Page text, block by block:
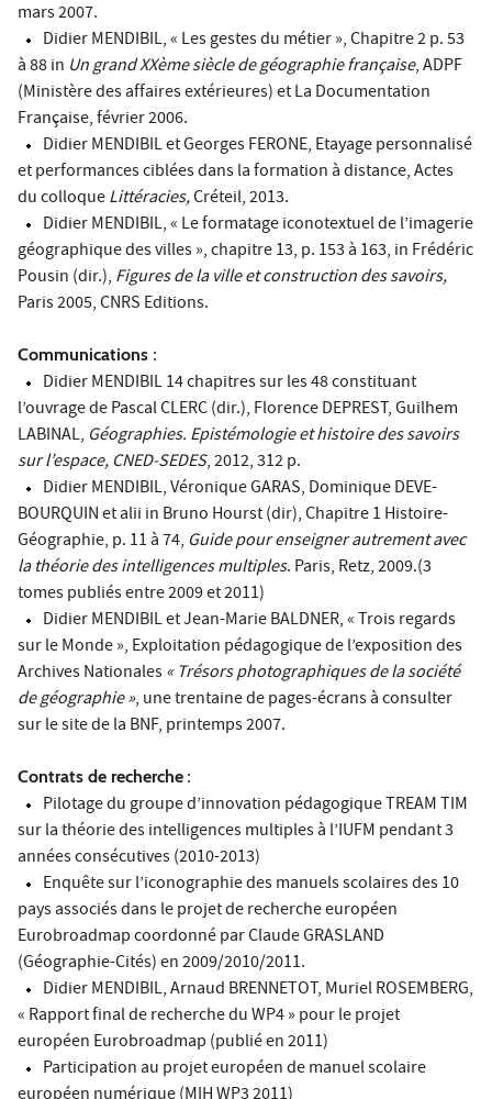
mars 2007.
Didier MENDIBIL, « Les gestes du métier », Chapitre 2 p. 53
à 88 in Un grand XXème siècle de géographie française, ADPF
(Ministère des affaires extérieures) et La Documentation
Française, février 2006.
Didier MENDIBIL et Georges FERONE, Etayage personnalisé
et performances ciblées dans la formation à distance, Actes
du colloqueLittéracies,Créteil, 2013.
Didier MENDIBIL, « Le formatage iconotextuel de l’imagerie
géographique des villes », chapitre 13, p. 153 à 163, in Frédéric
Pousin (dir.), Figures de la ville et construction des savoirs,
Paris 2005, CNRS Editions.
Communications :
Didier MENDIBIL 14 chapitres sur les 48 constituant
l’ouvrage de Pascal CLERC (dir.), Florence DEPREST, Guilhem
LABINAL, Géographies. Epistémologie et histoire des savoirs
sur l’espace, CNED-SEDES, 2012, 312 p.
Didier MENDIBIL, Véronique GARAS, Dominique DEVE-
BOURQUIN et alii in Bruno Hourst (dir), Chapitre 1 Histoire-
Géographie, p. 11 à 74, Guide pour enseigner autrement avec
la théorie des intelligences multiples. Paris, Retz, 2009.(3
tomes publiés entre 2009 et 2011)
Didier MENDIBIL et Jean-Marie BALDNER, « Trois regards
sur le Monde », Exploitation pédagogique de l’exposition des
Archives Nationales« Trésors photographiques de la société
de géographie », une trentaine de pages-écrans à consulter
sur le site de la BNF, printemps 2007.
Contrats de recherche :
Pilotage du groupe d’innovation pédagogique TREAM TIM
sur la théorie des intelligences multiples à l’IUFM pendant 3
années consécutives (2010-2013)
Enquête sur l’iconographie des manuels scolaires des 10
pays associés dans le projet de recherche européen
Eurobroadmap coordonné par Claude GRASLAND
(Géographie-Cités) en 2009/2010/2011.
Didier MENDIBIL, Arnaud BRENNETOT, Muriel ROSEMBERG,
« Rapport final de recherche du WP4 » pour le projet
européen Eurobroadmap (publié en 2011)
Participation au projet européen de manuel scolaire